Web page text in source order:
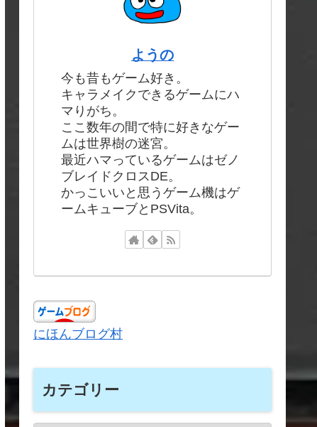
ようの
今も昔もゲーム好き。
キャラメイクできるゲームにハ
マりがち。
ここ数年の間で特に好きなゲー
ムは世界樹の迷宮。
最近ハマっているゲームはゼノ
ブレイドクロスDE。
かっこいいと思うゲーム機はゲ
ームキューブとPSVita。
にほんブログ村
カテゴリー